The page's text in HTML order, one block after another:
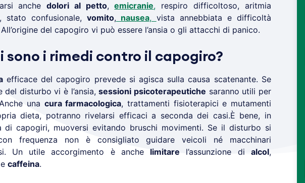
anchedolori al petto,emicranie, respiro difficoltoso, aritmia
stato confusionale, vomito, nausea, vista annebbiata e difficoltà
del capogiro vi può essere l’ansia o gli attacchi di panico.
sono i rimedi contro il capogiro?
efficace del capogiro prevede si agisca sulla causa scatenante. Se
del disturbo vi è l’ansia,sessioni psicoterapeutiche saranno utili per
una cura farmacologica, trattamenti fisioterapici e mutamenti
dieta, potranno rivelarsi efficaci a seconda dei casi.È bene, in
di capogiri, muoversi evitando bruschi movimenti. Se il disturbo si
frequenza non è consigliato guidare veicoli né macchinari
Un utile accorgimento è anche limitare l’assunzione di alcol,
caffeina.